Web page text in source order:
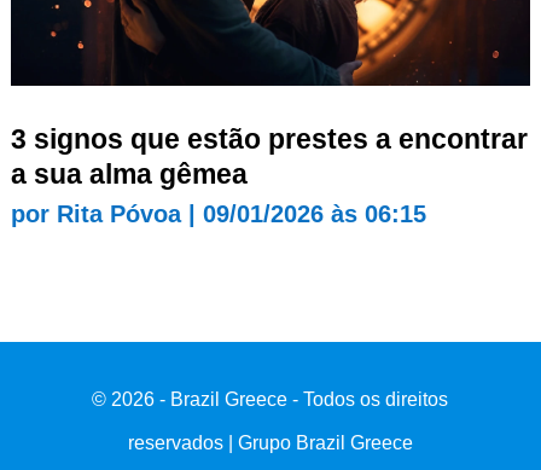
3 signos que estão prestes a encontrar
a sua alma gêmea
por Rita Póvoa| 09/01/2026 às 06:15
© 2026 - Brazil Greece - Todos os direitos
reservados | Grupo Brazil Greece